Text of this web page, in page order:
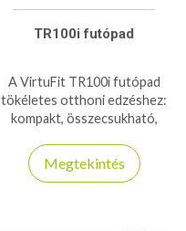
TR100i futópad
A VirtuFit TR100i futópad
tökéletes otthoni edzéshez:
kompakt, összecsukható,
és állítható sebességgel a
kényelmes és hatékony
Megtekintés